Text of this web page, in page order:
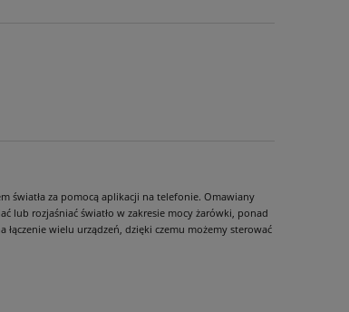
światła za pomocą aplikacji na telefonie. Omawiany
lub rozjaśniać światło w zakresie mocy żarówki, ponad
wielu urządzeń, dzięki czemu możemy sterować